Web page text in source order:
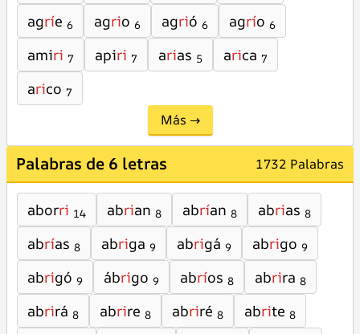
agríe 6 agrio 6 agrió 6 agrío 6
amiri 7 apiri 7 arias 5 arica 7
arico 7
Más →
Palabras de 6 letras 1732 Palabras
aborri 14 abrian 8 abrían 8 abrias 8
abrías 8 abriga 9 abrigá 9 abrigo 9
abrigó 9 ábrigo 9 abríos 8 abrira 8
abrirá 8 abrire 8 abriré 8 abrite 8